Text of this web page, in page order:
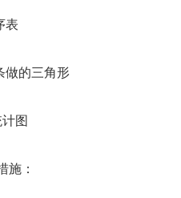
表
做的三角形
图
施：